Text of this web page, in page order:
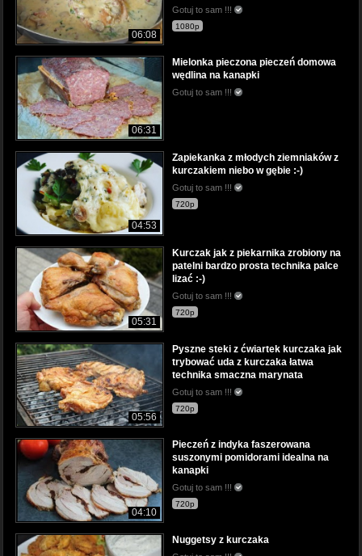
06:08
Gotuj to sam !!!
1080p
06:31
Mielonka pieczona pieczeń domowa
wędlina na kanapki
Gotuj to sam !!!
04:53
Zapiekanka z młodych ziemniaków z
kurczakiem niebo w gębie :-)
Gotuj to sam !!!
720p
05:31
Kurczak jak z piekarnika zrobiony na
patelni bardzo prosta technika palce
lizać :-)
Gotuj to sam !!!
720p
05:56
Pyszne steki z ćwiartek kurczaka jak
trybować uda z kurczaka łatwa
technika smaczna marynata
Gotuj to sam !!!
720p
04:10
Pieczeń z indyka faszerowana
suszonymi pomidorami idealna na
kanapki
Gotuj to sam !!!
720p
Nuggetsy z kurczaka